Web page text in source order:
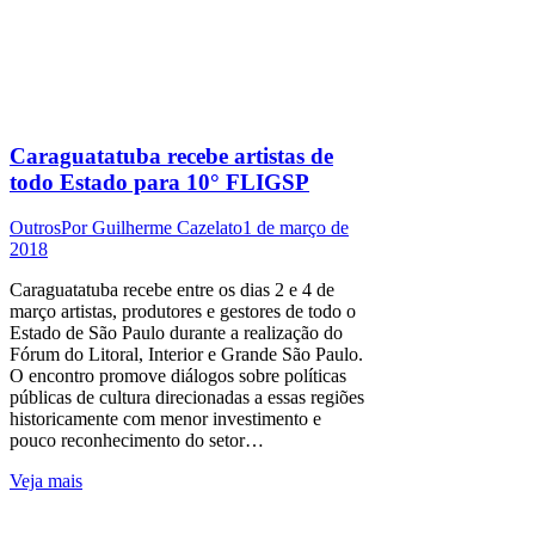
Caraguatatuba recebe artistas de
todo Estado para 10° FLIGSP
OutrosPorGuilherme Cazelato1 de março de
2018
Caraguatatuba recebe entre os dias 2 e 4 de
março artistas, produtores e gestores de todo o
Estado de São Paulo durante a realização do
Fórum do Litoral, Interior e Grande São Paulo.
O encontro promove diálogos sobre políticas
públicas de cultura direcionadas a essas regiões
historicamente com menor investimento e
pouco reconhecimento do setor…
Veja mais